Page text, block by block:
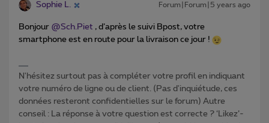
Sophie L. Forum|Forum|5 years ago
Bonjour @Sch.Piet , d’après le suivi Bpost, votre
smartphone est en route pour la livraison ce jour !
N'hésitez surtout pas à compléter votre profil en indiquant
votre numéro de ligne ou de client. (Pas d'inquiétude, ces
données resteront confidentielles sur le forum) Autre
conseil : La réponse à votre question est correcte ? ‘Likez’-